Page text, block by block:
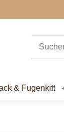
& Fugenkitt